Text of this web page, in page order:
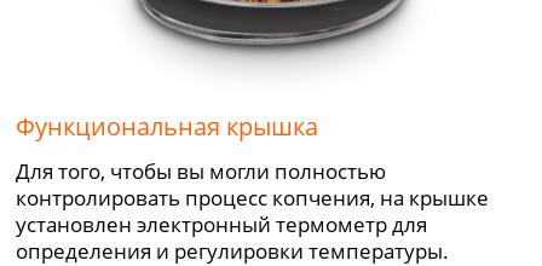
Функциональная крышка
Для того, чтобы вы могли полностью
контролировать процесс копчения, на крышке
установлен электронный термометр для
определения и регулировки температуры.